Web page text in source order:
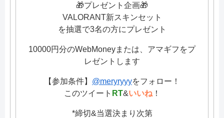
🎁プレゼント企画🎁
VALORANT新スキンセット
を抽選で3名の方にプレゼント
10000円分のWebMoneyまたは、アマギフをプ
レゼントします
【参加条件】 @meryryyyをフォロー！
このツイート RT&いいね！
*締切&当選決まり次第